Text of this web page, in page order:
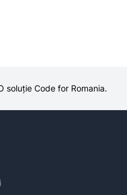
soluție Code for Romania.